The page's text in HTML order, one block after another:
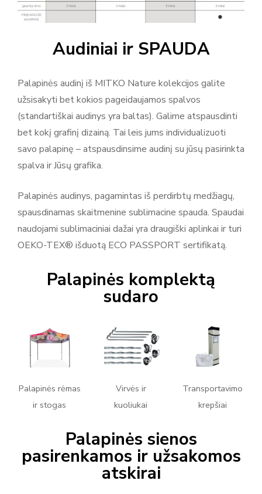
Audiniai ir SPAUDA
Palapinės audinį iš MITKO Nature kolekcijos galite
užsisakyti bet kokios pageidaujamos spalvos
(standartiškai audinys yra baltas). Galime atspausdinti
bet kokį grafinį dizainą. Tai leis jums individualizuoti
savo palapinę – atspausdinsime audinį su jūsų pasirinkta
spalva ir Jūsų grafika.
Palapinės audinys, pagamintas iš perdirbtų medžiagų,
spausdinamas skaitmenine sublimacine spauda. Spaudai
naudojami sublimaciniai dažai yra draugiški aplinkai ir turi
OEKO-TEX® išduotą ECO PASSPORT sertifikatą.
Palapinės komplektą
sudaro
Palapinės rėmas
ir stogas
Virvės ir
kuoliukai
Transportavimo
krepšiai
Palapinės sienos
pasirenkamos ir užsakomos
atskirai